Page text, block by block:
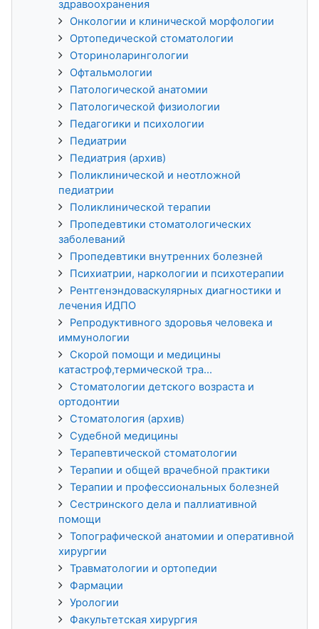
здравоохранения
Онкологии и клинической морфологии
Ортопедической стоматологии
Оториноларингологии
Офтальмологии
Патологической анатомии
Патологической физиологии
Педагогики и психологии
Педиатрии
Педиатрия (архив)
Поликлинической и неотложной
педиатрии
Поликлинической терапии
Пропедевтики стоматологических
заболеваний
Пропедевтики внутренних болезней
Психиатрии, наркологии и психотерапии
Рентгенэндоваскулярных диагностики и
лечения ИДПО
Репродуктивного здоровья человека и
иммунологии
Скорой помощи и медицины
катастроф,термической тра...
Стоматологии детского возраста и
ортодонтии
Стоматология (архив)
Судебной медицины
Терапевтической стоматологии
Терапии и общей врачебной практики
Терапии и профессиональных болезней
Сестринского дела и паллиативной
помощи
Топографической анатомии и оперативной
хирургии
Травматологии и ортопедии
Фармации
Урологии
Факультетская хирургия